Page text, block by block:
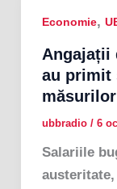
Economie,
Angajații
au primit
ubbradio / 6
Salariile